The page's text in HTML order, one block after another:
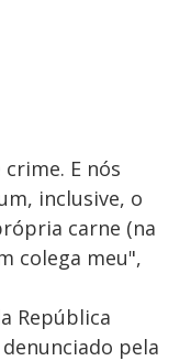
E nós
inclusive, o
carne (na
colega meu",
República
pela